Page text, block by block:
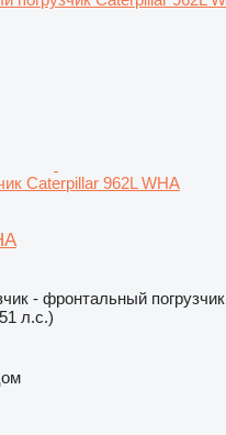
Caterpillar 962L WHA
- фронтальный погрузчик
л.с.)